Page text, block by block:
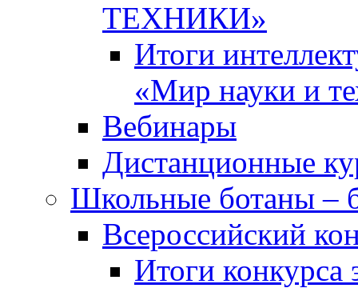
ТЕХНИКИ»
Итоги
«Мир науки и
Вебинары
Дистанционные
Школьные ботаны –
Всероссийский
Итоги